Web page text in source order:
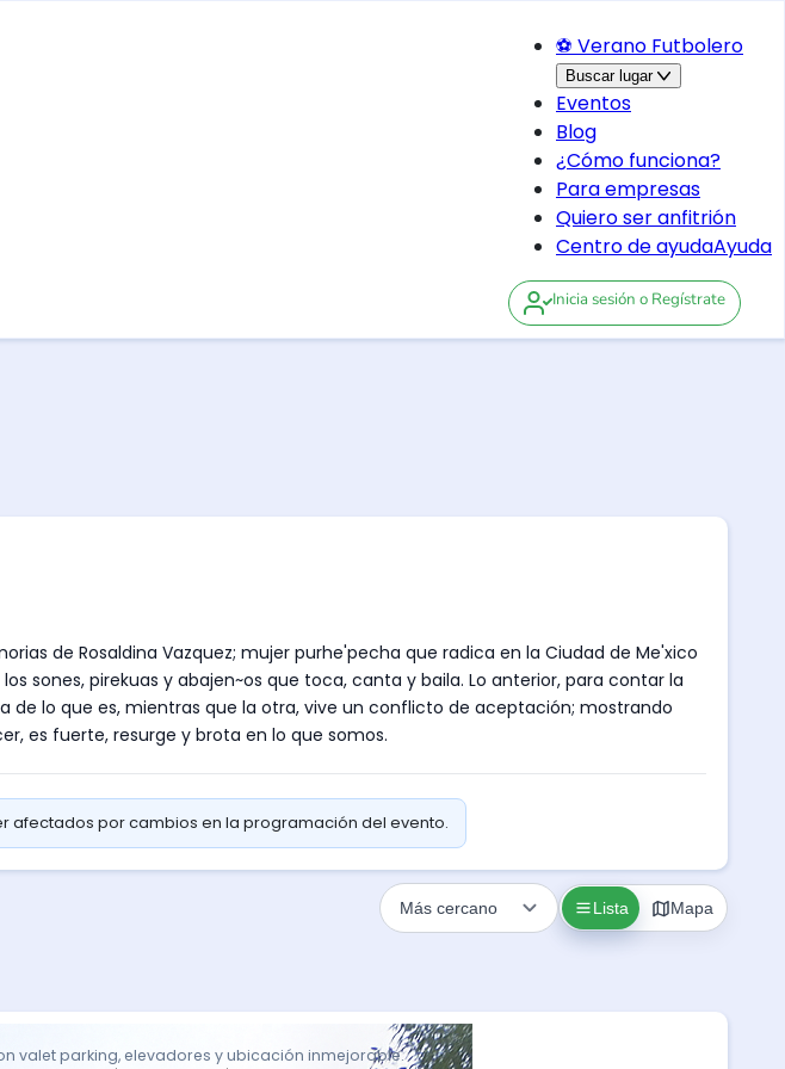
⚽ Verano Futbolero
Buscar lugar
Eventos
Blog
¿Cómo funciona?
Para empresas
Quiero ser anfitrión
Centro de ayudaAyuda
Inicia sesión o Regístrate
de Rosaldina Vazquez; mujer purhe'pecha que radica en la Ciudad de Me'xico
sones, pirekuas y abajen~os que toca, canta y baila. Lo anterior, para contar la
de lo que es, mientras que la otra, vive un conflicto de aceptación; mostrando
es fuerte, resurge y brota en lo que somos.
afectados por cambios en la programación del evento.
Lista Mapa
valet parking, elevadores y ubicación inmejorable.